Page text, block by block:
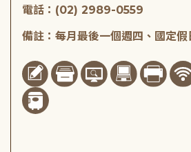
電話：(02) 2989-0559
備註：每月最後一個週四、國定假